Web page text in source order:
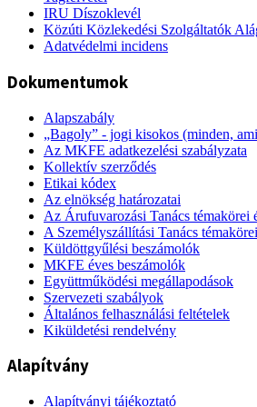
IRU Díszoklevél
Közúti Közlekedési Szolgáltatók
Adatvédelmi incidens
Dokumentumok
Alapszabály
„Bagoly” - jogi kisokos (minden,
Az MKFE adatkezelési szabályzata
Kollektív szerződés
Etikai kódex
Az elnökség határozatai
Az Árufuvarozási Tanács témakörei
A Személyszállítási Tanács
Küldöttgyűlési beszámolók
MKFE éves beszámolók
Együttműködési megállapodások
Szervezeti szabályok
Általános felhasználási feltételek
Kiküldetési rendelvény
Alapítvány
Alapítványi tájékoztató